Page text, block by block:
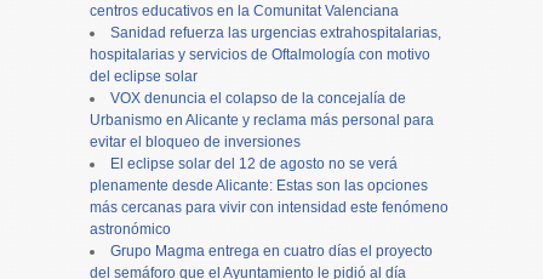
centros educativos en la Comunitat Valenciana
Sanidad refuerza las urgencias extrahospitalarias,
hospitalarias y servicios de Oftalmología con motivo
del eclipse solar
VOX denuncia el colapso de la concejalía de
Urbanismo en Alicante y reclama más personal para
evitar el bloqueo de inversiones
El eclipse solar del 12 de agosto no se verá
plenamente desde Alicante: Estas son las opciones
más cercanas para vivir con intensidad este fenómeno
astronómico
Grupo Magma entrega en cuatro días el proyecto
del semáforo que el Ayuntamiento le pidió al día